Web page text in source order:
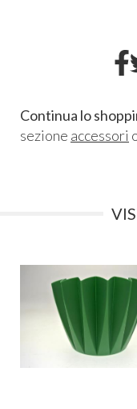
Continua lo
sezione accessori